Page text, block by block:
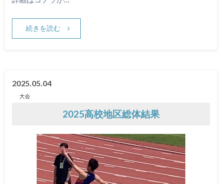
続きを読む
2025.05.04
大会
2025高校地区総体結果